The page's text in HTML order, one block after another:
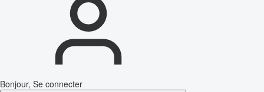
Bonjour, Se connecter